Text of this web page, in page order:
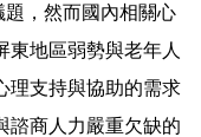
，然而國內相關心
東地區弱勢與老年人
理支持與協助的需求
諮商人力嚴重欠缺的